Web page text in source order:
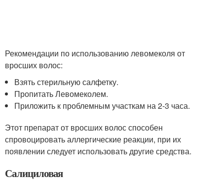
Рекомендации по использованию левомеколя от
вросших волос:
Взять стерильную салфетку.
Пропитать Левомеколем.
Приложить к проблемным участкам на 2-3 часа.
Этот препарат от вросших волос способен
спровоцировать аллергические реакции, при их
появлении следует использовать другие средства.
Салициловая